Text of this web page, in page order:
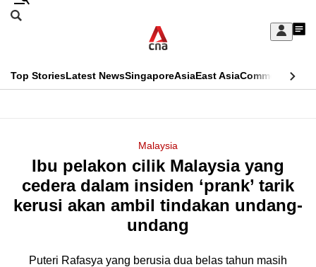
Skip
Sign
My
menu
Search
CNAR
Top StoriesLatest NewsSingaporeAsiaEast AsiaCommentary
Menu
Malaysia
Ibu pelakon cilik Malaysia yang
cedera dalam insiden ‘prank’ tarik
kerusi akan ambil tindakan undang-
undang
Puteri Rafasya yang berusia dua belas tahun masih
This
longer
supported
know